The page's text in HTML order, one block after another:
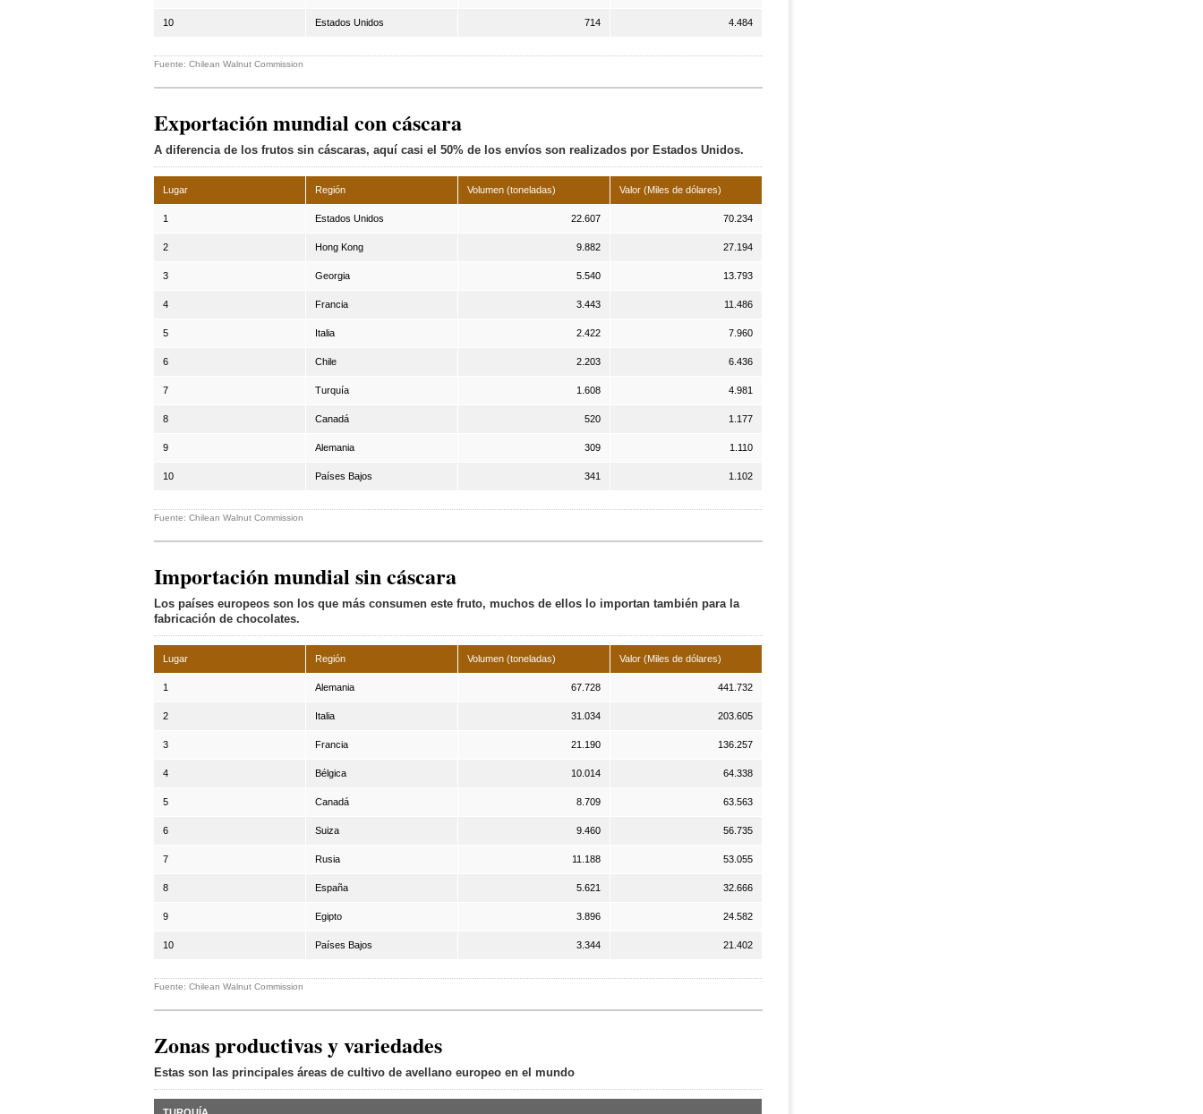
10 Estados Unidos 714 4.484
Fuente: Chilean Walnut Commission
Exportación mundial con cáscara
A diferencia de los frutos sin cáscaras, aquí casi el 50% de los envíos son realizados por Estados Unidos.
Lugar Región Volumen (toneladas) Valor (Miles de dólares)
1 Estados Unidos 22.607 70.234
2 Hong Kong 9.882 27.194
3 Georgia 5.540 13.793
4 Francia 3.443 11.486
5 Italia 2.422 7.960
6 Chile 2.203 6.436
7 Turquía 1.608 4.981
8 Canadá 520 1.177
9 Alemania 309 1.110
10 Países Bajos 341 1.102
Fuente: Chilean Walnut Commission
Importación mundial sin cáscara
Los países europeos son los que más consumen este fruto, muchos de ellos lo importan también para la
fabricación de chocolates.
Lugar Región Volumen (toneladas) Valor (Miles de dólares)
1 Alemania 67.728 441.732
2 Italia 31.034 203.605
3 Francia 21.190 136.257
4 Bélgica 10.014 64.338
5 Canadá 8.709 63.563
6 Suiza 9.460 56.735
7 Rusia 11.188 53.055
8 España 5.621 32.666
9 Egipto 3.896 24.582
10 Países Bajos 3.344 21.402
Fuente: Chilean Walnut Commission
Zonas productivas y variedades
Estas son las principales áreas de cultivo de avellano europeo en el mundo